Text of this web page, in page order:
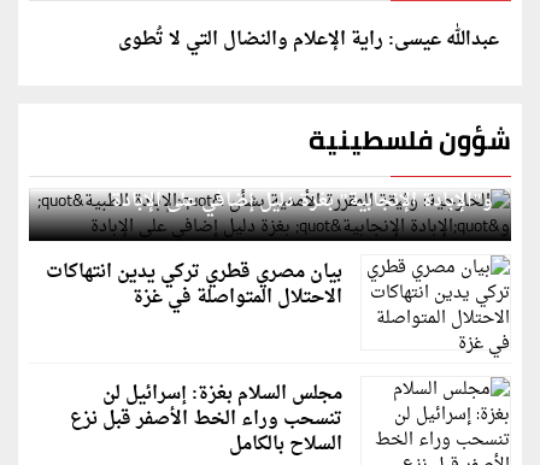
عبدالله عيسى: راية الإعلام والنضال التي لا تُطوى
شؤون فلسطينية
الخارجية: وثيقة المقررة الأممية بشأن "الإبادة الطبية"
و"الإبادة الإنجابية" بغزة دليل إضافي على الإبادة
بيان مصري قطري تركي يدين انتهاكات
الاحتلال المتواصلة في غزة
مجلس السلام بغزة: إسرائيل لن
تنسحب وراء الخط الأصفر قبل نزع
السلاح بالكامل